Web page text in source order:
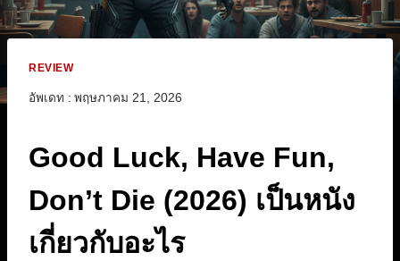
REVIEW
อัพเดท : พฤษภาคม 21, 2026
Good Luck, Have Fun,
Don’t Die (2026) เป็นหนัง
เกี่ยวกับอะไร